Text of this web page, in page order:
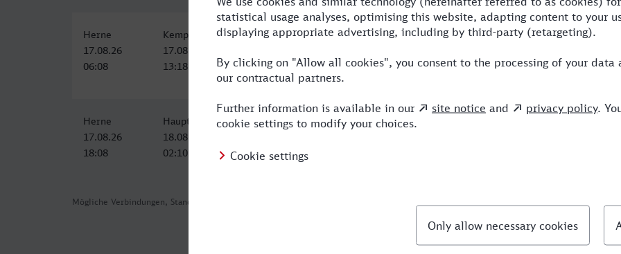
Mögliche Verbindungen, Stand: 2026-08-03 16:55
Herne
17.08.26
06:08
Kempten (Allgäu) Hbf
17.08.26
13:18
7:10 2 RB,RE,ICE
Herne
17.08.26
18:08
Hauptbahnhof, Kempten (Allgäu)
18.08.26
02:10
8:02